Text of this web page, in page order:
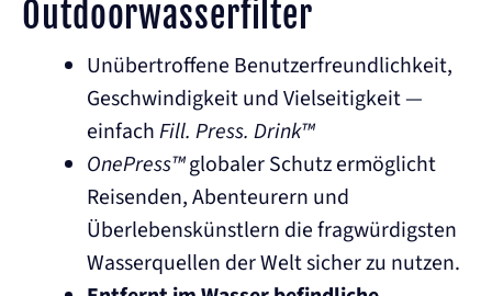
Outdoorwasserfilter
Unübertroffene Benutzerfreundlichkeit,
Geschwindigkeit und Vielseitigkeit —
einfachFill. Press. Drink™
OnePress™globaler Schutz ermöglicht
Reisenden, Abenteurern und
Überlebenskünstlern die fragwürdigsten
Wasserquellen der Welt sicher zu nutzen.